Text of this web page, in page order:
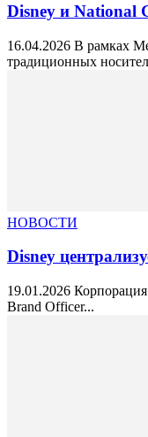
Disney и National
16.04.2026 В рамках
традиционных
НОВОСТИ
Disney
19.01.2026
Brand Officer...